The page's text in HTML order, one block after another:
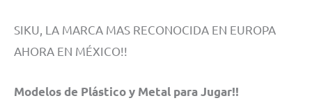
SIKU, LA MARCA MAS RECONOCIDA EN EUROPA
AHORA EN MÉXICO!!
Modelos de Plástico y Metal para Jugar!!